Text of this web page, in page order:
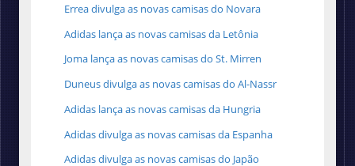
Errea divulga as novas camisas do Novara
Adidas lança as novas camisas da Letônia
Joma lança as novas camisas do St. Mirren
Duneus divulga as novas camisas do Al-Nassr
Adidas lança as novas camisas da Hungria
Adidas divulga as novas camisas da Espanha
Adidas divulga as novas camisas do Japão